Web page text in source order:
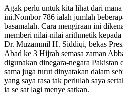
Agak perlu untuk kita lihat dari
ini.Nombor 786 ialah jumlah
basamalah. Cara mengiraan ini
memberi nilai-nilai arithmetik
Dr. Muzammil H. Siddiqi, bekas
Abad ke 3 Hijrah semasa zaman
digunakan dinegara-negara
sama juga turut dinyatakan dalam
yang saya rasa tak perlulah saya
ia se sat lagi menye satkan.